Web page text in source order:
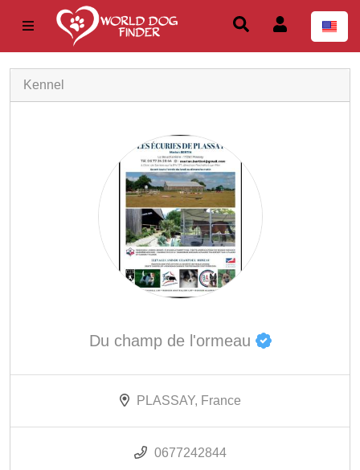
Kennel
Du champ de l'ormeau
PLASSAY, France
0677242844